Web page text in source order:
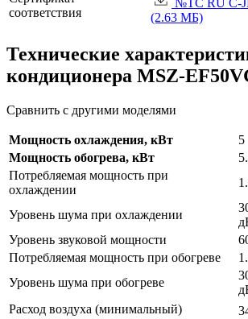
соответствия
№TC RU C-
(2.63 МБ)
Технические
кондиционера MSZ-
Сравнить с другими моделями
Мощность охлаждения, кВт
5
Мощность обогрева, кВт
Потребляемая мощность при
охлаждении
Уровень шума при охлаждении
Уровень звуковой мощности
Потребляемая мощность при обогреве
Уровень шума при обогреве
Расход воздуха (минимальный)